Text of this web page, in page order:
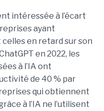
intéressée à l’écart
ayant
en retard sur son
en 2022, les
à l’IA ont
de 40 % par
qui obtiennent
à l’IA ne l’utilisent